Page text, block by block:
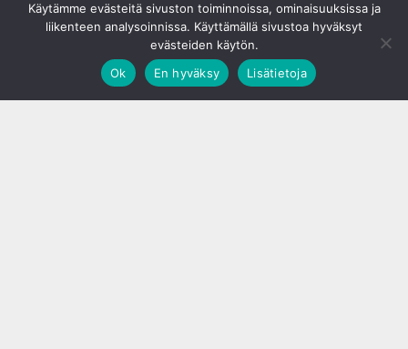
Käytämme evästeitä sivuston toiminnoissa, ominaisuuksissa ja
liikenteen analysoinnissa. Käyttämällä sivustoa hyväksyt
evästeiden käytön.
Ok
En hyväksy Lisätietoja